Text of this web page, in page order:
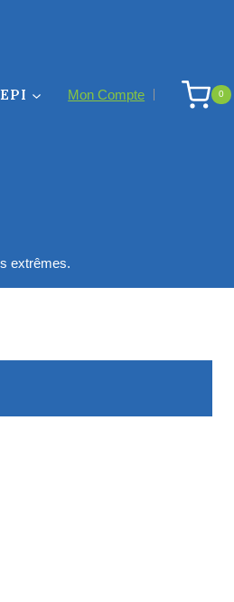
Mon Compte 0
extrêmes.